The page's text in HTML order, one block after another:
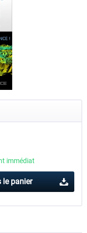
Madeira X Evolution
immédiat
le panier